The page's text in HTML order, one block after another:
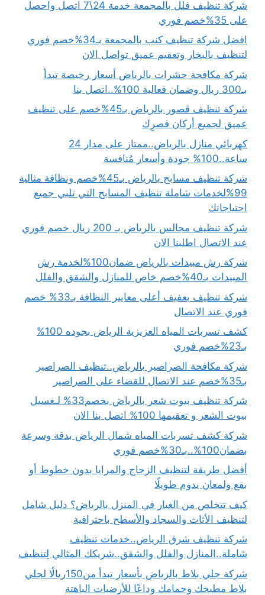
شركة تنظيف فلل بالمجمعة خدمة 24\7 اتصل واحصل
على 35%خصم فوري
افضل شركة تنظيف كنب بالمجمعة بـ34%خصم فوري
لتنظيف بالبخار وتعقيم عميق تواصل الان
شركة مكافحة حشرات بالرياض أسعار رخيصة تبدأ
بـ300 ريال وضمان فعالية 100%..اتصل بنا
شركة تنظيف قصور بالرياض بـ45%خصم على تنظيف
عميق لجميع أركان قصرِك
كهربائي منازل بالرياض..ممتاز على مدار 24
ساعة..100% جودة وأسعار مُنافسة
شركة تنظيف مسابح بالرياض بـ45%خصم ونظافة مثالية
99%لخدمات شاملة تنظيف المسابح التي تلبي جميع
احتياجاتك
شركة تنظيف مجالس بالرياض بـ 200 ريال خصم فوري
عند الاتصال اطلبنا الان
شركة رش مبيدات بالرياض ضمان100%لخدمة رش
المبيدات بـ40%خصم خاص للمنازل والشقق والفلل
شركة تنظيف بعفيف أعلى معايير النظافة بـ33% خصم
فوري عند الاتصال
كشف تسربات المياه العزيزية الرياض بجوده 100%
بـ23%خصم فوري
شركة مكافحة الصراصير بالرياض..تنظيف الصراصير
بـ35%خصم عند الاتصال للقضاء على الصراصير
شركة تنظيف بيوت شعر بالرياض بخصم33% لـغسيل
بيوت الشعر و تعقيمها 100% اتصل بنا الان
شركة كشف تسربات المياه شمال الرياض بدقة وسرعة
بضمان100%..بـ30%خصم فوري
أفضل طريقة لتنظيف الزجاج والمرايا بدون خطوط أو
بقع ولمعان يدوم طويلًا
كيف تتخلص من الغبار في المنزل بالرياض؟ دليل شامل
لتنظيف الأثاث والسجاد والأسطح باحترافية
شركة تنظيف شرق الرياض..خدمات تنظيف
شاملة..المنازل والفلل والشقق..شريكك المثالي لِتنظيف
شركة جلي بلاط بالرياض بأسعار تبدأ من150ريالًا لجلي
بلاط مطبخك وحمامك وداعًا للأرضيات الباهتة